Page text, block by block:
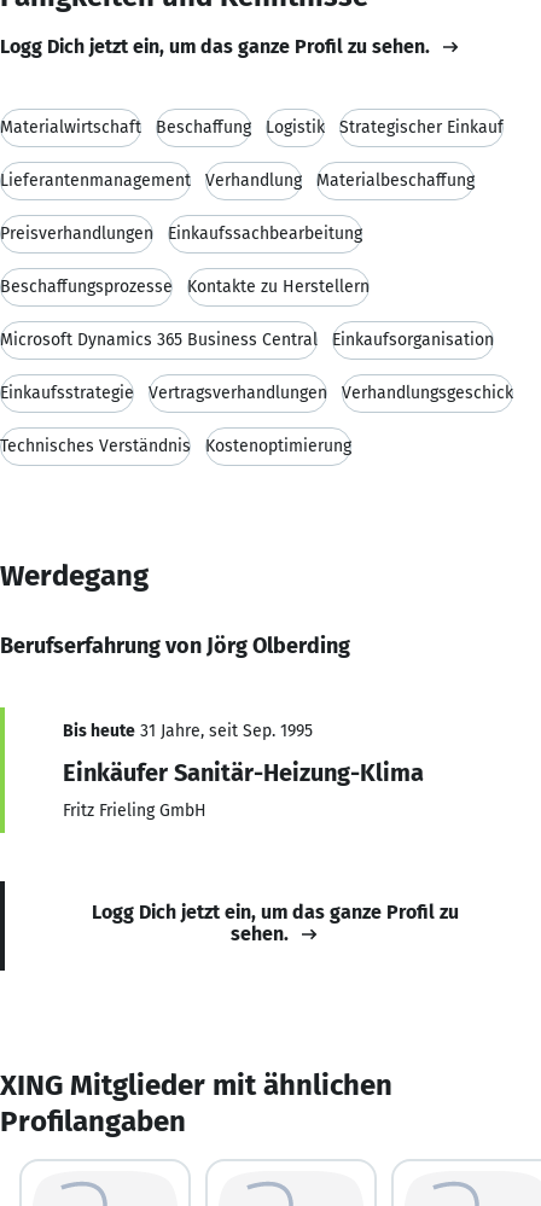
Logg Dich jetzt ein, um das ganze Profil zu sehen.
Materialwirtschaft Beschaffung Logistik Strategischer Einkauf
Lieferantenmanagement Verhandlung Materialbeschaffung
Preisverhandlungen Einkaufssachbearbeitung
Beschaffungsprozesse Kontakte zu Herstellern
Microsoft Dynamics 365 Business Central Einkaufsorganisation
Einkaufsstrategie Vertragsverhandlungen Verhandlungsgeschick
Technisches Verständnis Kostenoptimierung
Werdegang
Berufserfahrung von Jörg Olberding
Bis heute 31 Jahre, seit Sep. 1995
Einkäufer Sanitär-Heizung-Klima
Fritz Frieling GmbH
Logg Dich jetzt ein, um das ganze Profil zu
sehen.
XING Mitglieder mit ähnlichen
Profilangaben